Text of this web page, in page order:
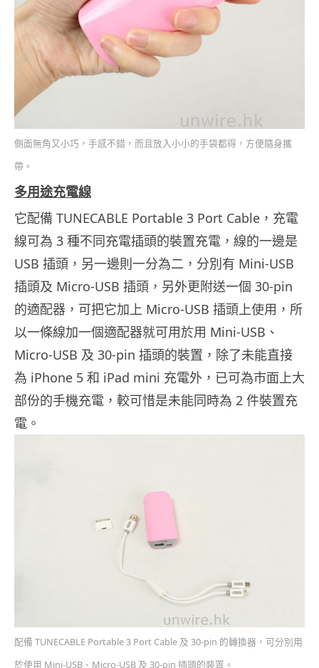
側面無角又小巧，手感不錯，而且放入小小的手袋都得，方便隨身攜
帶。
多用途充電線
它配備 TUNECABLE Portable 3 Port Cable，充電
線可為 3 種不同充電插頭的裝置充電，線的一邊是
USB 插頭，另一邊則一分為二，分別有 Mini-USB
插頭及 Micro-USB 插頭，另外更附送一個 30-pin
的適配器，可把它加上 Micro-USB 插頭上使用，所
以一條線加一個適配器就可用於用 Mini-USB、
Micro-USB 及 30-pin 插頭的裝置，除了未能直接
為 iPhone 5 和 iPad mini 充電外，已可為市面上大
部份的手機充電，較可惜是未能同時為 2 件裝置充
電。
配備 TUNECABLE Portable 3 Port Cable 及 30-pin 的轉換器，可分別用
於使用 Mini-USB、Micro-USB 及 30-pin 插頭的裝置。